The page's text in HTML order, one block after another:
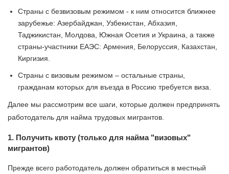
Страны с безвизовым режимом - к ним относится ближнее
зарубежье: Азербайджан, Узбекистан, Абхазия,
Таджикистан, Молдова, Южная Осетия и Украина, а также
страны-участники ЕАЭС: Армения, Белоруссия, Казахстан,
Киргизия.
Страны с визовым режимом – остальные страны,
гражданам которых для въезда в Россию требуется виза.
Далее мы рассмотрим все шаги, которые должен предпринять
работодатель для найма трудовых мигрантов.
1. Получить квоту (только для найма "визовых"
мигрантов)
Прежде всего работодатель должен обратиться в местный